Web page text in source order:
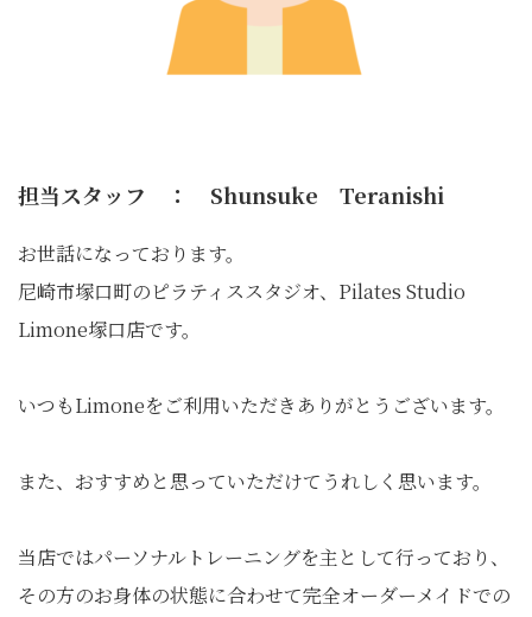
担当スタッフ ： Shunsuke Teranishi
お世話になっております。
尼崎市塚口町のピラティススタジオ、Pilates Studio
Limone塚口店です。
いつもLimoneをご利用いただきありがとうございます。
また、おすすめと思っていただけてうれしく思います。
当店ではパーソナルトレーニングを主として行っており、
その方のお身体の状態に合わせて完全オーダーメイドでの